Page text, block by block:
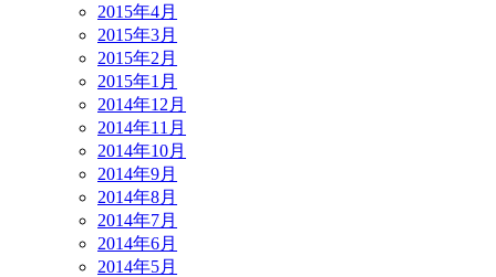
2015年4月
2015年3月
2015年2月
2015年1月
2014年12月
2014年11月
2014年10月
2014年9月
2014年8月
2014年7月
2014年6月
2014年5月